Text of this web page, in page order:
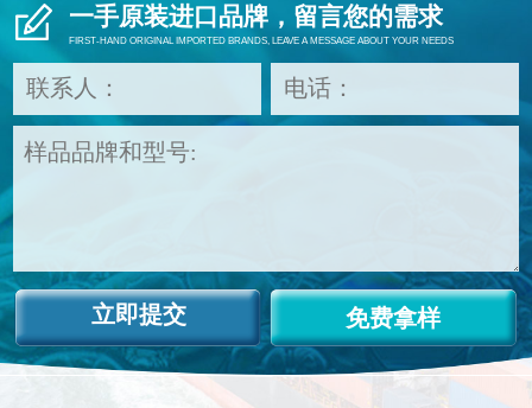
一手原装进口品牌，留言您的需求
FIRST-HAND ORIGINAL IMPORTED BRANDS, LEAVE A MESSAGE ABOUT YOUR NEEDS
免费拿样